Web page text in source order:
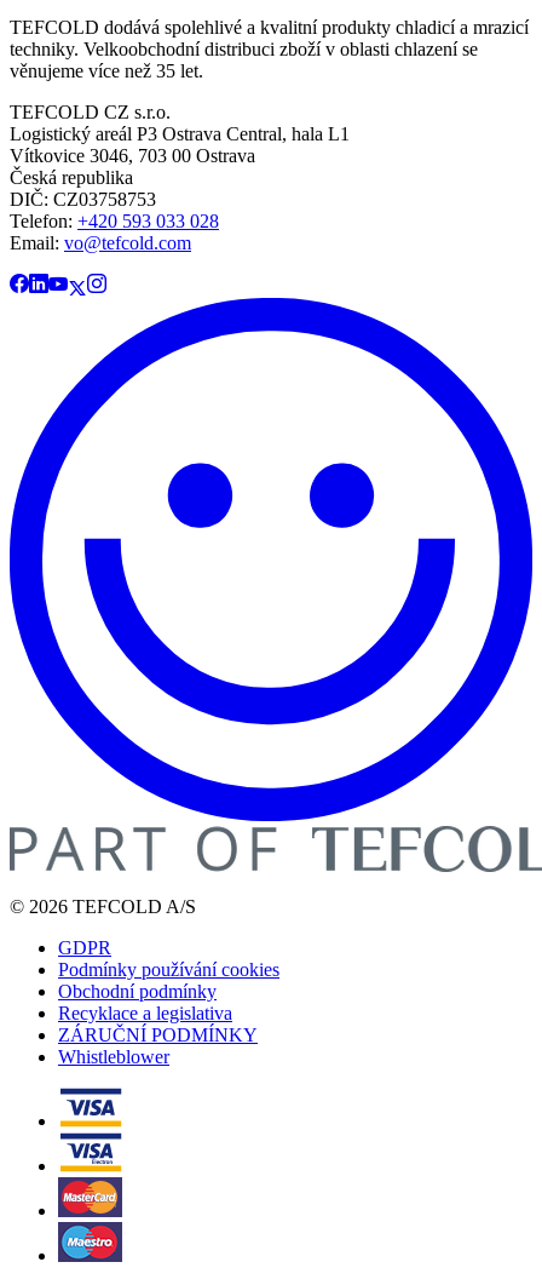
TEFCOLD dodává spolehlivé a kvalitní produkty chladicí a mrazicí
techniky. Velkoobchodní distribuci zboží v oblasti chlazení se
věnujeme více než 35 let.
TEFCOLD CZ s.r.o.
Logistický areál P3 Ostrava Central, hala L1
Vítkovice 3046, 703 00 Ostrava
Česká republika
DIČ: CZ03758753​​​​​​
Telefon: +420 593 033 028
Email: vo@tefcold.com
© 2026 TEFCOLD A/S
GDPR
Podmínky používání cookies
Obchodní podmínky
Recyklace a legislativa
ZÁRUČNÍ PODMÍNKY
Whistleblower